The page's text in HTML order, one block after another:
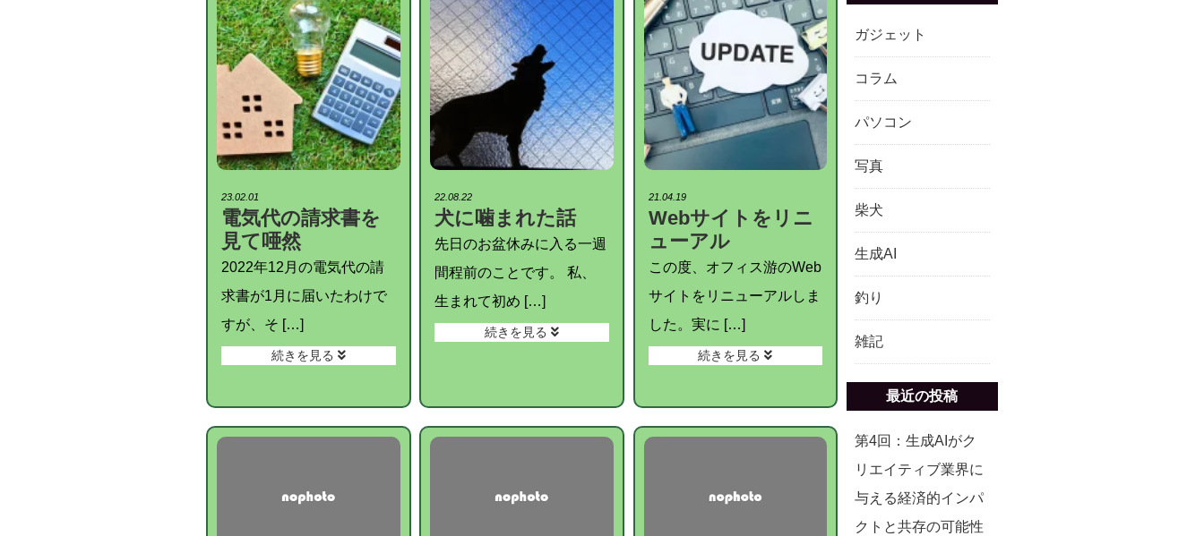
23.02.01
電気代の請求書を
見て唖然
2022年12月の電気代の請
求書が1月に届いたわけで
すが、そ […]
続きを見る
22.08.22
犬に噛まれた話
先日のお盆休みに入る一週
間程前のことです。 私、
生まれて初め […]
続きを見る
21.04.19
Webサイトをリニ
ューアル
この度、オフィス游のWeb
サイトをリニューアルしま
した。実に […]
続きを見る
ガジェット
コラム
パソコン
写真
柴犬
生成AI
釣り
雑記
最近の投稿
第4回：生成AIがク
リエイティブ業界に
与える経済的インパ
クトと共存の可能性